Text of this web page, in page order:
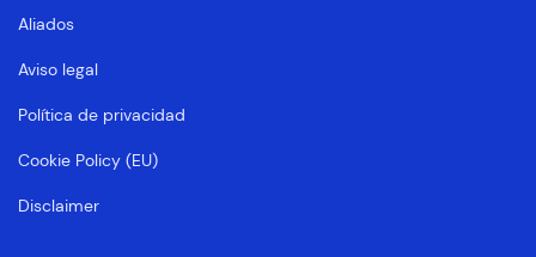
Aliados
Aviso legal
Política de privacidad
Cookie Policy (EU)
Disclaimer